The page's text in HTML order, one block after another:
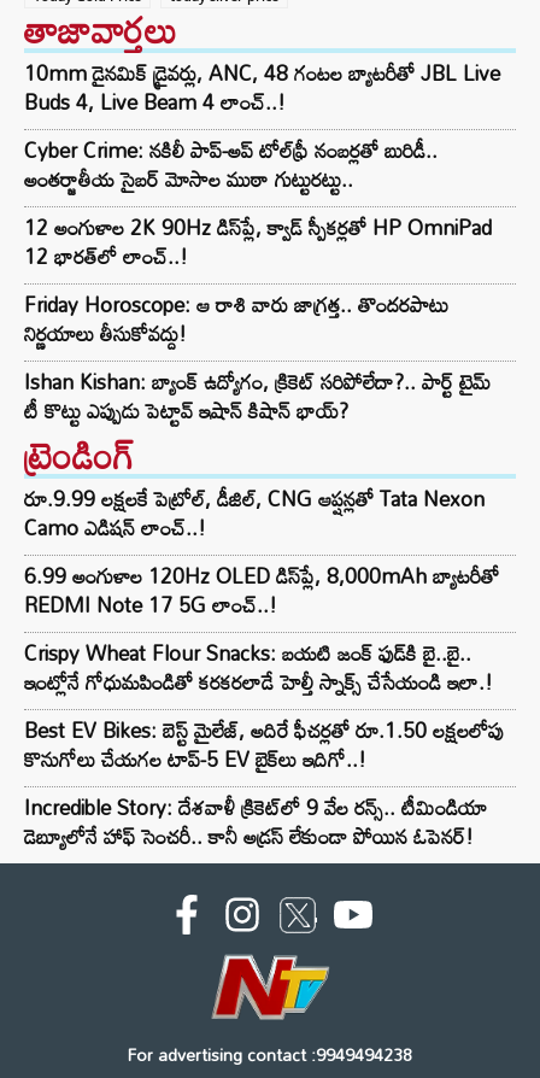
తాజావార్తలు
10mm డైనమిక్ డ్రైవర్లు, ANC, 48 గంటల బ్యాటరీతో JBL Live
Buds 4, Live Beam 4 లాంచ్..!
Cyber Crime: నకిలీ పాప్-అప్ టోల్‌ఫ్రీ నంబర్లతో బురిడీ..
అంతర్జాతీయ సైబర్ మోసాల ముఠా గుట్టురట్టు..
12 అంగుళాల 2K 90Hz డిస్‌ప్లే, క్వాడ్ స్పీకర్లతో HP OmniPad
12 భారత్‌లో లాంచ్..!
Friday Horoscope: ఆ రాశి వారు జాగ్రత్త.. తొందరపాటు
నిర్ణయాలు తీసుకోవద్దు!
Ishan Kishan: బ్యాంక్ ఉద్యోగం, క్రికెట్ సరిపోలేదా?.. పార్ట్ టైమ్
టీ కొట్టు ఎప్పుడు పెట్టావ్ ఇషాన్ కిషాన్ భాయ్‌?
ట్రెండింగ్‌
రూ.9.99 లక్షలకే పెట్రోల్, డీజిల్, CNG ఆప్షన్లతో Tata Nexon
Camo ఎడిషన్ లాంచ్..!
6.99 అంగుళాల 120Hz OLED డిస్‌ప్లే, 8,000mAh బ్యాటరీతో
REDMI Note 17 5G లాంచ్..!
Crispy Wheat Flour Snacks: బయటి జంక్ ఫుడ్‌కి బై..బై..
ఇంట్లోనే గోధుమపిండితో కరకరలాడే హెల్తీ స్నాక్స్ చేసేయండి ఇలా.!
Best EV Bikes: బెస్ట్ మైలేజ్, అదిరే ఫీచర్లతో రూ.1.50 లక్షలలోపు
కొనుగోలు చేయగల టాప్-5 EV బైక్‌లు ఇదిగో..!
Incredible Story: దేశవాళీ క్రికెట్‌లో 9 వేల రన్స్.. టీమిండియా
డెబ్యూలోనే హాఫ్ సెంచరీ.. కానీ అడ్రస్ లేకుండా పోయిన ఓపెనర్!
For advertising contact :9949494238